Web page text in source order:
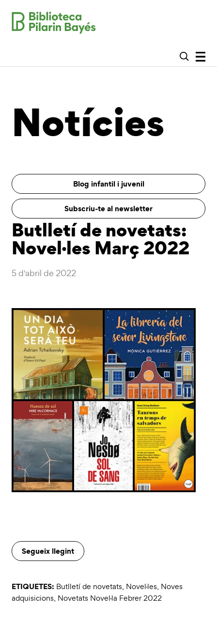
Notícies
Blog infantil i juvenil
Subscriu-te al newsletter
Butlletí de novetats:
Novel·les Març 2022
5 d'abril de 2022
Segueix llegint
ETIQUETES: Butlletí de novetats, Novel·les, Noves
adquisicions, Novetats Novel·la Febrer 2022